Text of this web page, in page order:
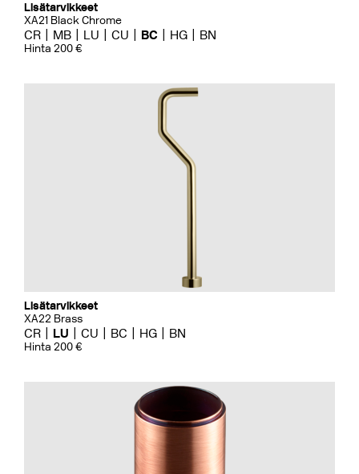
Lisätarvikkeet
XA21 Black Chrome
CR MB LU CU BC HG BN
Hinta 200 €
Lisätarvikkeet
XA22 Brass
CR LU CU BC HG BN
Hinta 200 €